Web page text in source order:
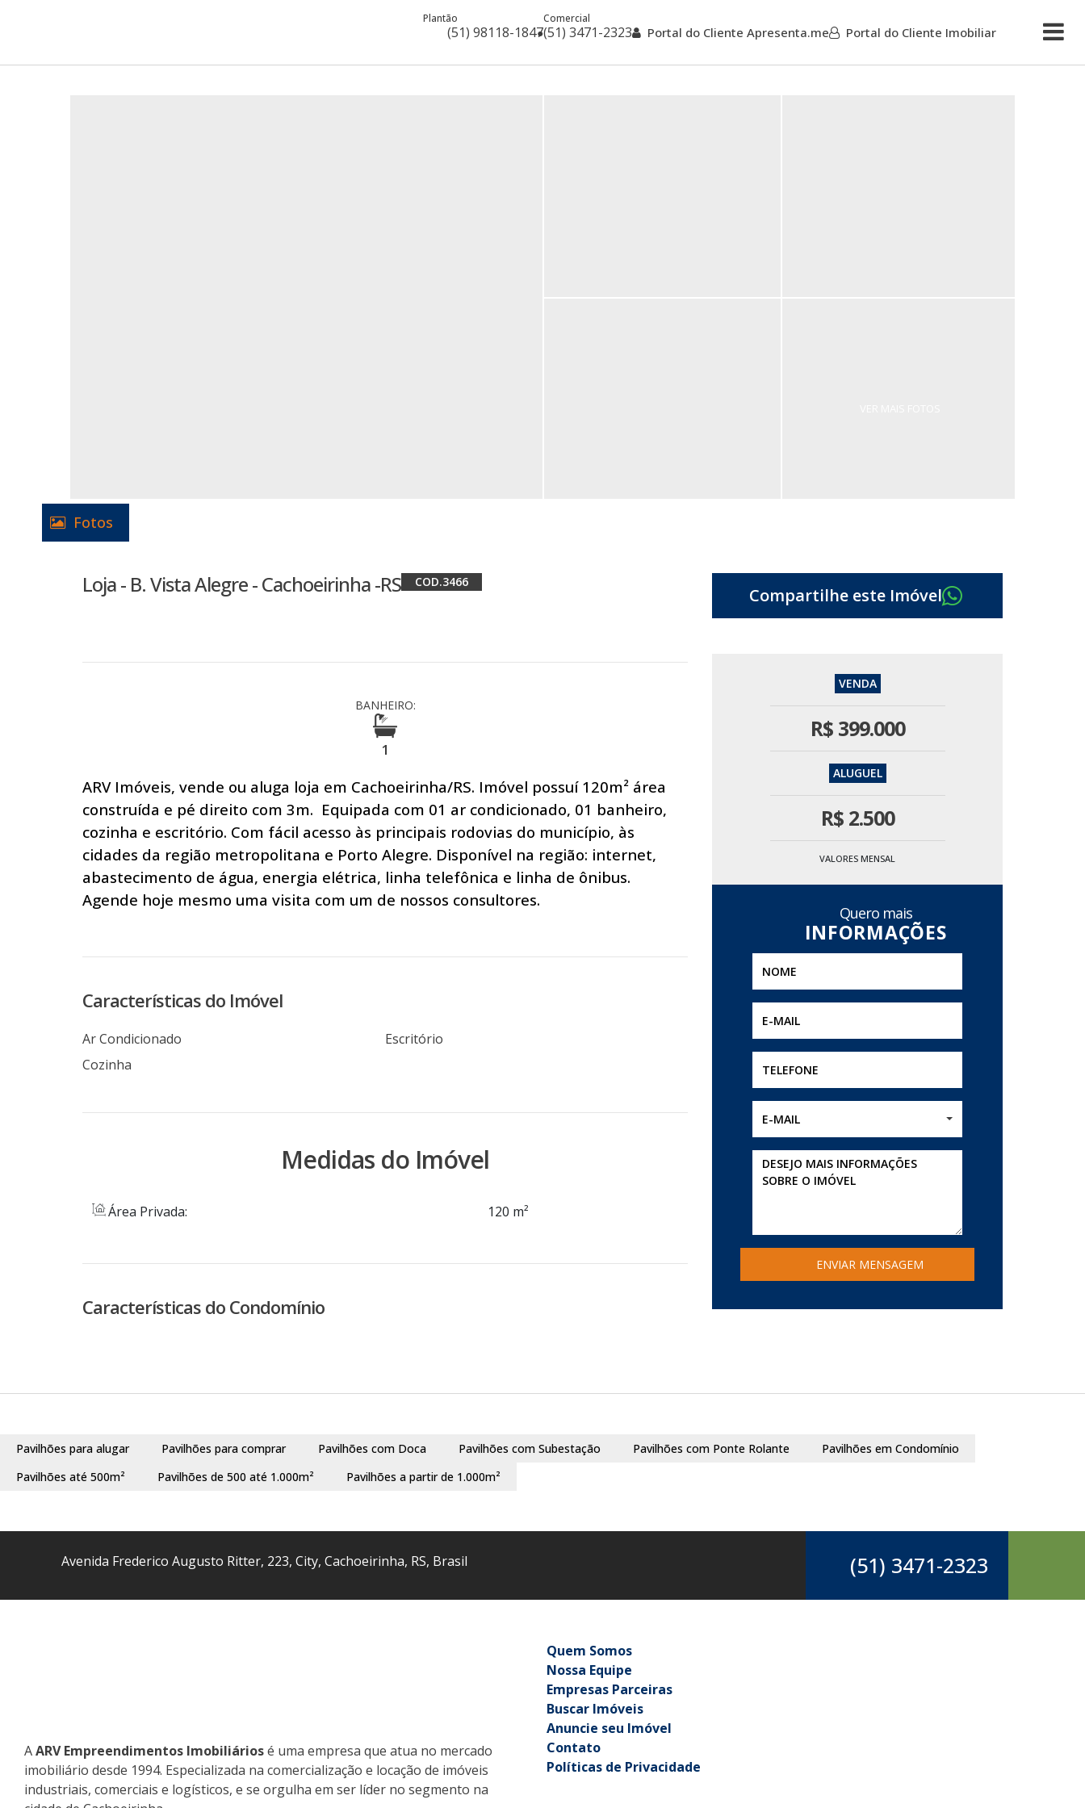
(51) 98118-1847
Plantão
(51) 3471-2323
Comercial
Portal do Cliente Apresenta.me Portal do Cliente Imobiliar
Fotos
Loja - B. Vista Alegre - Cachoeirinha -RS 3466
BANHEIRO:
1
ARV Imóveis, vende ou aluga loja em Cachoeirinha/RS. Imóvel possuí 120m² área
construída e pé direito com 3m. Equipada com 01 ar condicionado, 01 banheiro,
cozinha e escritório. Com fácil acesso às principais rodovias do município, às
cidades da região metropolitana e Porto Alegre. Disponível na região: internet,
abastecimento de água, energia elétrica, linha telefônica e linha de ônibus.
Agende hoje mesmo uma visita com um de nossos consultores.
Características do Imóvel
Ar Condicionado
Escritório
Cozinha
Medidas do Imóvel
Área Privada: 120 m²
Características do Condomínio
R$399.000
R$2.500
VALORES MENSAL
Quero mais
E-MAIL
Pavilhões para alugar Pavilhões para comprar Pavilhões com Doca Pavilhões com Subestação Pavilhões com Ponte Rolante
Pavilhões em Condomínio
Pavilhões até 500m²
Pavilhões de 500 até 1.000m² Pavilhões a partir de 1.000m²
(51) 3471-2323
Avenida Frederico Augusto Ritter, 223, City, Cachoeirinha, RS, Brasil
AARV Empreendimentos Imobiliáriosé uma empresa que atua no mercado
imobiliário desde 1994. Especializada na comercialização e locação de imóveis
industriais, comerciais e logísticos, e se orgulha em ser líder no segmento na
Quem Somos
Nossa Equipe
Empresas Parceiras
Buscar Imóveis
Anuncie seu Imóvel
Contato
Políticas de Privacidade